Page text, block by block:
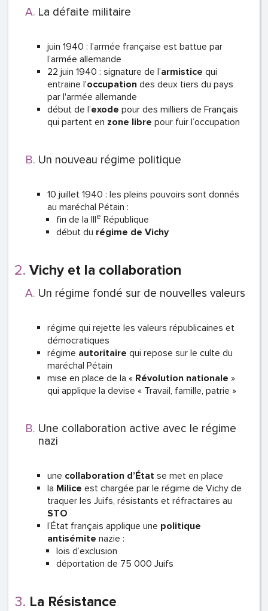
La défaite militaire
juin 1940 : l’armée française est battue par
l’armée allemande
22 juin 1940 : signature de l’armistice qui
entraine l'occupation des deux tiers du pays
par l'armée allemande
début de l’exode pour des milliers de Français
qui partent en zone libre pour fuir l’occupation
Un nouveau régime politique
10 juillet 1940 : les pleins pouvoirs sont donnés
au maréchal Pétain :
fin de la IIIe République
début du régime de Vichy
Vichy et la collaboration
Un régime fondé sur de nouvelles valeurs
régime qui rejette les valeurs républicaines et
démocratiques
régime autoritaire qui repose sur le culte du
maréchal Pétain
mise en place de la « Révolution nationale »
qui applique la devise « Travail, famille, patrie »
Une collaboration active avec le régime
nazi
une collaboration d’État se met en place
la Milice est chargée par le régime de Vichy de
traquer les Juifs, résistants et réfractaires au
STO
l’État français applique une politique
antisémite nazie :
lois d’exclusion
déportation de 75 000 Juifs
La Résistance